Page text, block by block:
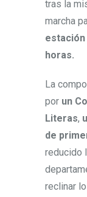
tras la
marcha
estación
horas.
La
por un
Literas,
de
reducido
reclinar